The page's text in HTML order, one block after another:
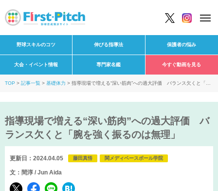
野球スキルのコツ 伸びる指導法 保護者の悩み
大会・イベント情報 専門家名鑑 今すぐ動画を見る
TOP 記事一覧 基礎体力
指導現場で増える“深い筋肉”への過大評価 バランス欠くと「腕
指導現場で増える“深い筋肉”への過大評価 バ
ランス欠くと「腕を強く振るのは無理」
更新日：2024.04.05 藤田真悟 関メディベースボール学院
文：間淳 / Jun Aida